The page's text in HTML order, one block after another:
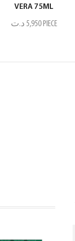
VERA 75ML
5,950 د.ت PIECE